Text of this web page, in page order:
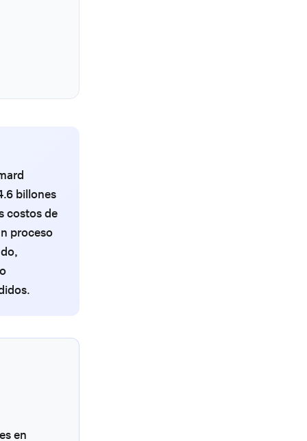
billones
costos de
proceso
en